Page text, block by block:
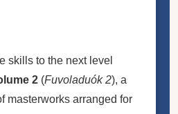
skills to the next level
2 (Fuvoladuók 2), a
masterworks arranged for